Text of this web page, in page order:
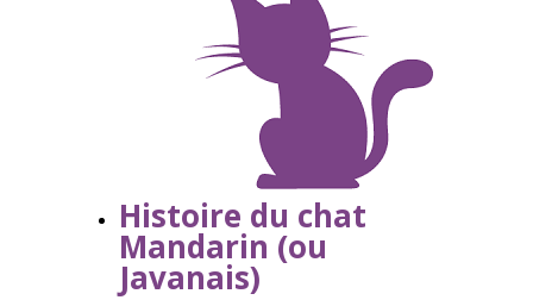
Histoire du chat
Mandarin (ou
Javanais)